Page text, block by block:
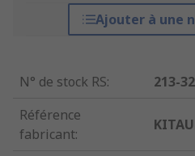
Ajouter à une
N° de stock RS:
213-
Référence
fabricant: